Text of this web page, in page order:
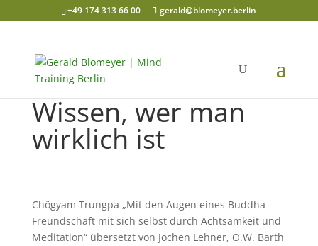
+49 174 313 66 00 gerald@blomeyer.berlin
Wissen, wer man
wirklich ist
Chögyam Trungpa „Mit den Augen eines Buddha –
Freundschaft mit sich selbst durch Achtsamkeit und
Meditation“ übersetzt von Jochen Lehner, O.W. Barth